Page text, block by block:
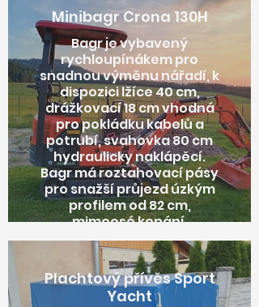
Minibagr Crona 130H
Bagr je vybavený
rychloupínákem pro
snadnou výměnu nářadí, k
dispozici lžíce 40 cm,
drážkovací 18 cm vhodná
pro pokládku kabelů a
potrubí, svahovka 80 cm
hydraulicky naklápěcí.
Bagr má roztahovací pásy
pro snažší průjezd úzkým
profilem od 82 cm,
mimoosé kopání,
nekonečnou otoč,
snadné a intuitivní
ovládání joysticky a
opěrkami pro lokty.
Plachtový přívěs Sport
Yacht